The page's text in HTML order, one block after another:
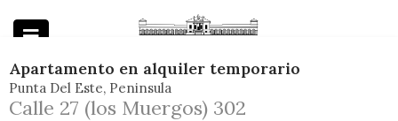
Apartamento en alquiler temporario
Punta Del Este Peninsula
Calle 27 (los Muergos) 302